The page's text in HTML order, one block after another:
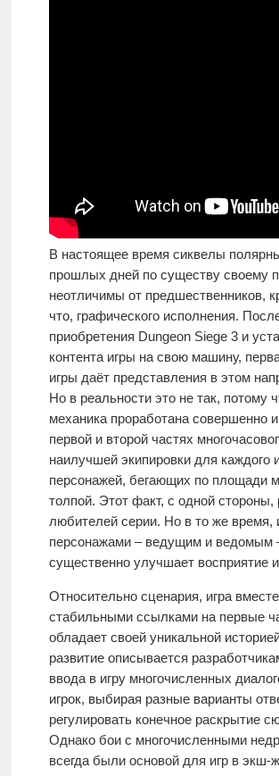
В настоящее время сиквелы
прошлых дней по существу своему
неотличимы от предшественников,
что, графического исполнения.
приобретения Dungeon Siege 3 и
контента игры на свою машину,
игры даёт представления в этом
Но в реальности это не так, потому
механика проработана совершенно
первой и второй частях
наилучшей экипировки для каждого
персонажей, бегающих по площади
толпой. Этот факт, с одной стороны,
любителей серии. Но в то же время,
персонажами – ведущим и ведомым
существенно улучшает восприятие
Относительно сценария, игра
стабильными ссылками на первые
обладает своей уникальной
развитие описывается
ввода в игру многочисленных
игрок, выбирая разные варианты
регулировать конечное раскрытие
Однако бои с многочисленными
всегда были основой для игр в экш-